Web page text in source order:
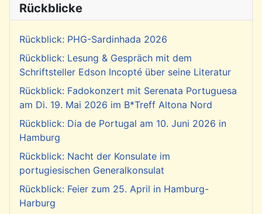
Rückblicke
Rückblick: PHG-Sardinhada 2026
Rückblick: Lesung & Gespräch mit dem
Schriftsteller Edson Incopté über seine Literatur
Rückblick: Fadokonzert mit Serenata Portuguesa
am Di. 19. Mai 2026 im B*Treff Altona Nord
Rückblick: Dia de Portugal am 10. Juni 2026 in
Hamburg
Rückblick: Nacht der Konsulate im
portugiesischen Generalkonsulat
Rückblick: Feier zum 25. April in Hamburg-
Harburg